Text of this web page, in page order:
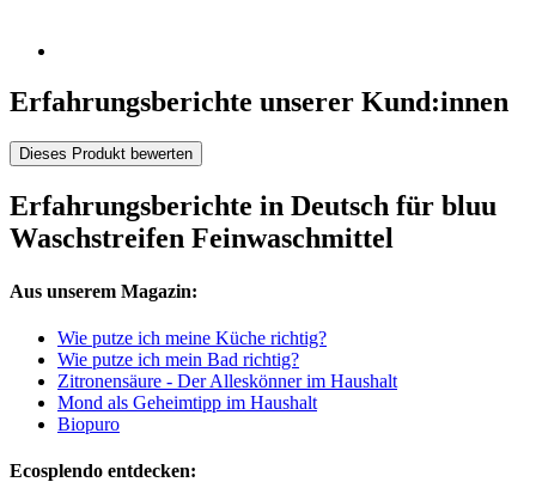
Erfahrungsberichte unserer Kund:innen
Dieses Produkt bewerten
Erfahrungsberichte in Deutsch für bluu
Waschstreifen Feinwaschmittel
Aus unserem Magazin:
Wie putze ich meine Küche richtig?
Wie putze ich mein Bad richtig?
Zitronensäure - Der Alleskönner im Haushalt
Mond als Geheimtipp im Haushalt
Biopuro
Ecosplendo entdecken: